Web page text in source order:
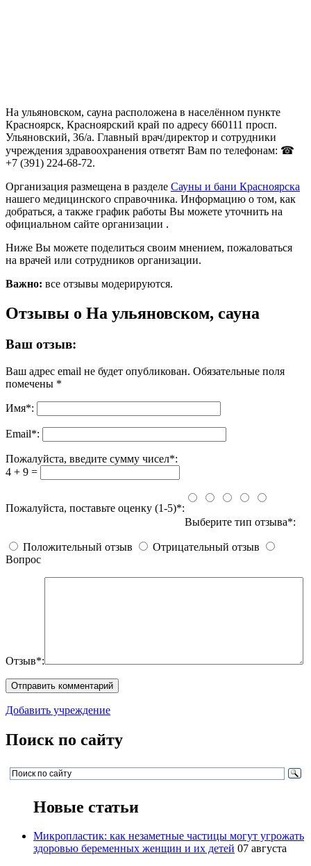
На ульяновском, сауна расположена в населённом пункте
Красноярск, Красноярский край по адресу 660111 просп.
Ульяновский, 36/а. Главный врач/директор и сотрудники
учреждения здравоохранения ответят Вам по телефонам: ☎
+7 (391) 224-68-72.
Организация размещена в разделе Сауны и бани Красноярска
нашего медицинского справочника. Информацию о том, как
добраться, а также график работы Вы можете уточнить на
официальном сайте организации .
Ниже Вы можете поделиться своим мнением, пожаловаться
на врачей или сотрудников организации.
Важно: все отзывы модерируются.
Отзывы о На ульяновском, сауна
Ваш отзыв:
Ваш адрес email не будет опубликован. Обязательные поля
помечены *
Имя*:
Email*:
Пожалуйста, введите сумму чисел*:
4 + 9 =
Пожалуйста, поставьте оценку (1-5)*:
Выберите тип отзыва*:
Положительный отзыв
Отрицательный отзыв
Вопрос
Отзыв*:
Добавить учреждение
Поиск по сайту
Новые статьи
Микропластик: как незаметные частицы могут угрожать
здоровью беременных женщин и их детей 07 августа